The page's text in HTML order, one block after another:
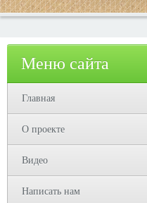
Меню сайта
Главная
О проекте
Видео
Написать нам